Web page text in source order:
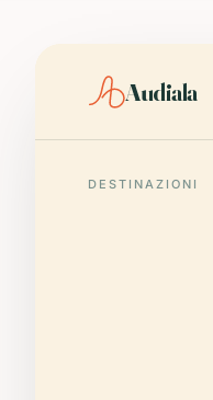
Audiala
DESTINAZIONI